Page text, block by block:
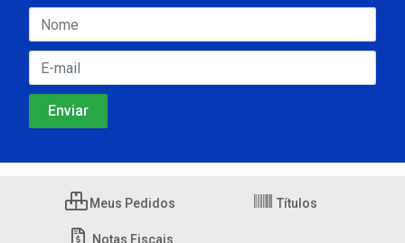
Meus Pedidos Títulos
Notas Fiscais